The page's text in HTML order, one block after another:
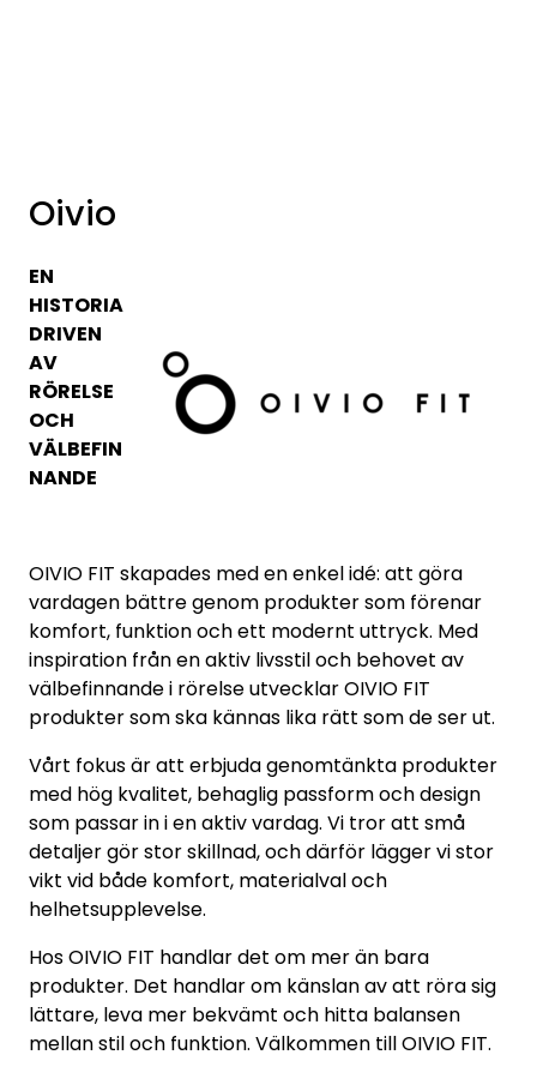
Oivio
EN
HISTORIA
DRIVEN
AV
RÖRELSE
OCH
VÄLBEFIN
NANDE
OIVIO FIT skapades med en enkel idé: att göra
vardagen bättre genom produkter som förenar
komfort, funktion och ett modernt uttryck. Med
inspiration från en aktiv livsstil och behovet av
välbefinnande i rörelse utvecklar OIVIO FIT
produkter som ska kännas lika rätt som de ser ut.
Vårt fokus är att erbjuda genomtänkta produkter
med hög kvalitet, behaglig passform och design
som passar in i en aktiv vardag. Vi tror att små
detaljer gör stor skillnad, och därför lägger vi stor
vikt vid både komfort, materialval och
helhetsupplevelse.
Hos OIVIO FIT handlar det om mer än bara
produkter. Det handlar om känslan av att röra sig
lättare, leva mer bekvämt och hitta balansen
mellan stil och funktion. Välkommen till OIVIO FIT.
Mediaportalen